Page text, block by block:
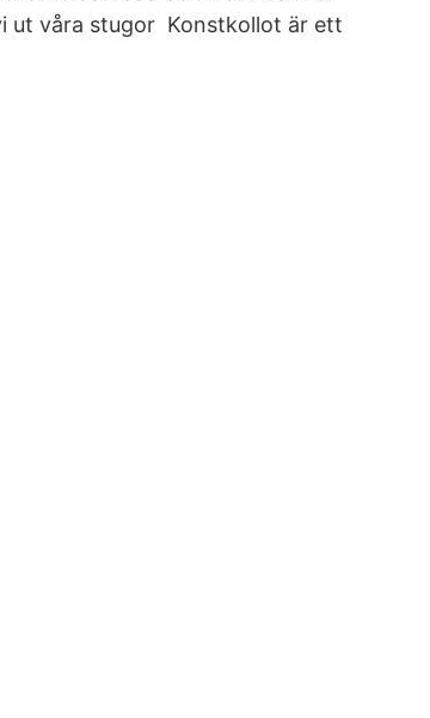
ut våra stugor Konstkollot är ett